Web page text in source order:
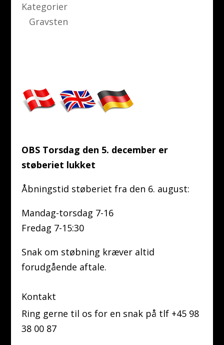
Kategorier
Gravsten
OBS Torsdag den 5. december er
støberiet lukket
Åbningstid støberiet fra den 6. august:
Mandag-torsdag 7-16
Fredag 7-15:30
Snak om støbning kræver altid
forudgående aftale.
Kontakt
Ring gerne til os for en snak på tlf +45 98
38 00 87